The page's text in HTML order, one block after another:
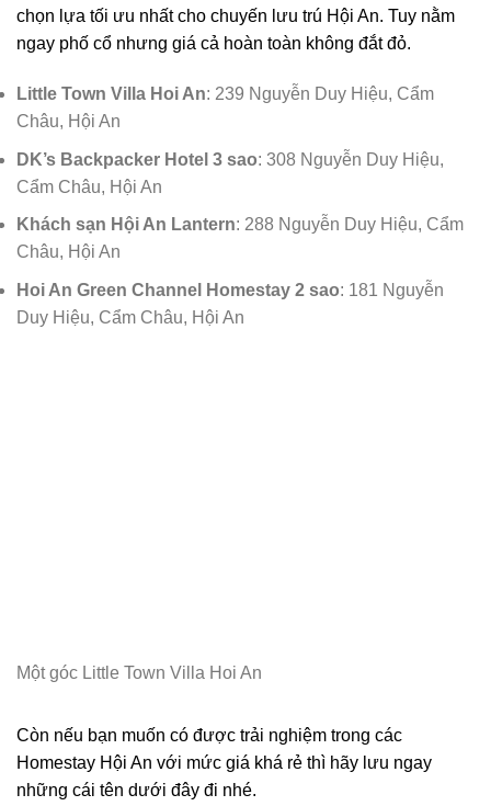
chọn lựa tối ưu nhất cho chuyến lưu trú Hội An. Tuy nằm
ngay phố cổ nhưng giá cả hoàn toàn không đắt đỏ.
Little Town Villa Hoi An: 239 Nguyễn Duy Hiệu, Cẩm
Châu, Hội An
DK’s Backpacker Hotel 3 sao: 308 Nguyễn Duy Hiệu,
Cẩm Châu, Hội An
Khách sạn Hội An Lantern: 288 Nguyễn Duy Hiệu, Cẩm
Châu, Hội An
Hoi An Green Channel Homestay 2 sao: 181 Nguyễn
Duy Hiệu, Cẩm Châu, Hội An
Một góc Little Town Villa Hoi An
Còn nếu bạn muốn có được trải nghiệm trong các
Homestay Hội An với mức giá khá rẻ thì hãy lưu ngay
những cái tên dưới đây đi nhé.